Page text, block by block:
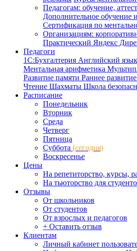
Педагогам: обучение,
Дополнительное обучение
Сертификация по
Организациям:
Практический Яндекс
Педагоги
1С:Бухгалтерия Английский язык
Ментальная арифметика
Развитие памяти Раннее развитие
Чтение Шахматы Школа
Расписание
Понедельник
Вторник
Среда
Четверг
Пятница
Суббота (сегодня)
Воскресенье
Цены
На репетиторство, курсы,
На тьюторство для
Отзывы
От школьников
От студентов
От взрослых и педагогов
+ Оставить отзыв
Клиентам
Личный кабинет